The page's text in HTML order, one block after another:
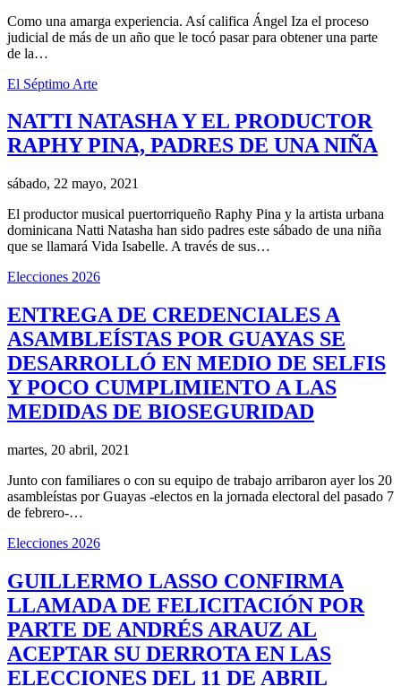
Como una amarga experiencia. Así califica Ángel Iza el proceso
judicial de más de un año que le tocó pasar para obtener una parte
de la…
El Séptimo Arte
NATTI NATASHA Y EL PRODUCTOR
RAPHY PINA, PADRES DE UNA NIÑA
sábado, 22 mayo, 2021
El productor musical puertorriqueño Raphy Pina y la artista urbana
dominicana Natti Natasha han sido padres este sábado de una niña
que se llamará Vida Isabelle. A través de sus…
Elecciones 2026
ENTREGA DE CREDENCIALES A
ASAMBLEÍSTAS POR GUAYAS SE
DESARROLLÓ EN MEDIO DE SELFIS
Y POCO CUMPLIMIENTO A LAS
MEDIDAS DE BIOSEGURIDAD
martes, 20 abril, 2021
Junto con familiares o con su equipo de trabajo arribaron ayer los 20
asambleístas por Guayas -electos en la jornada electoral del pasado 7
de febrero-…
Elecciones 2026
GUILLERMO LASSO CONFIRMA
LLAMADA DE FELICITACIÓN POR
PARTE DE ANDRÉS ARAUZ AL
ACEPTAR SU DERROTA EN LAS
ELECCIONES DEL 11 DE ABRIL